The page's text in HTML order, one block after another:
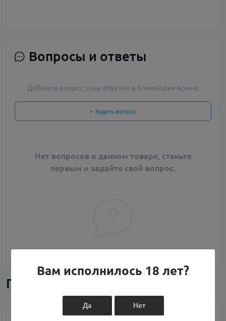
Вопросы и ответы
Добавьте вопрос, и мы ответим в ближайшее время.
+ Задать вопрос
Нет вопросов о данном товаре, станьте
первым и задайте свой вопрос.
Похожие товары
Вам исполнилось 18 лет?
Да Нет